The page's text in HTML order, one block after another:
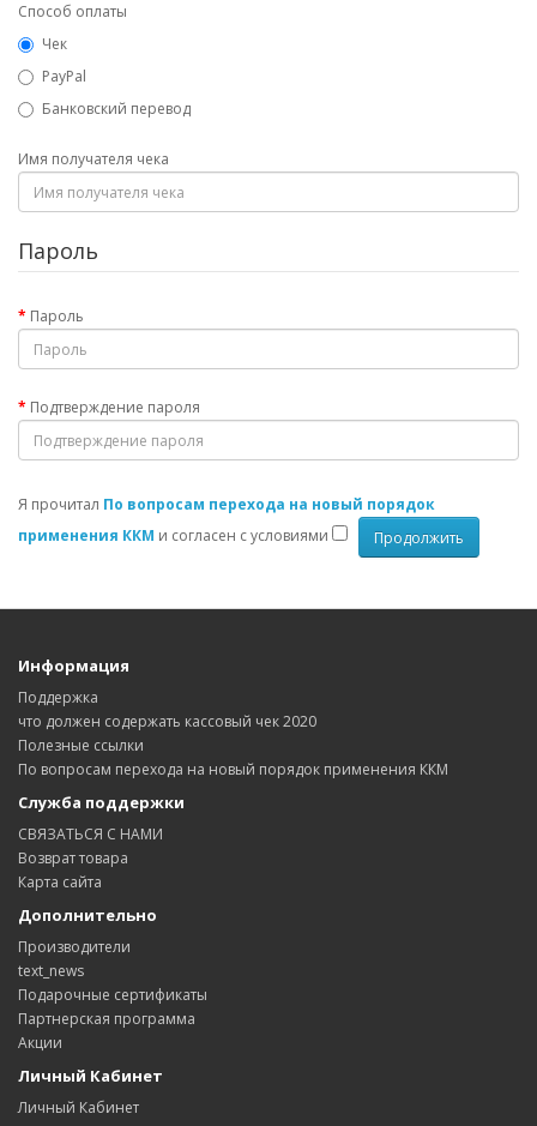
Способ оплаты
Чек
PayPal
Банковский перевод
Имя получателя чека
Пароль
Пароль
Подтверждение пароля
Я прочитал По вопросам перехода на новый порядок
применения ККМ и согласен с условиями
Информация
Поддержка
что должен содержать кассовый чек 2020
Полезные ссылки
По вопросам перехода на новый порядок применения ККМ
Служба поддержки
СВЯЗАТЬСЯ С НАМИ
Возврат товара
Карта сайта
Дополнительно
Производители
text_news
Подарочные сертификаты
Партнерская программа
Акции
Личный Кабинет
Личный Кабинет